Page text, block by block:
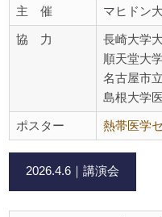
主 催 マヒドン
協 力
長崎大学
順天堂大
名古屋市
島根大学
ポスター 熱帯医学
2026.4.6｜講演会